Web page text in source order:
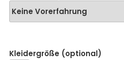
Kleidergröße (optional)